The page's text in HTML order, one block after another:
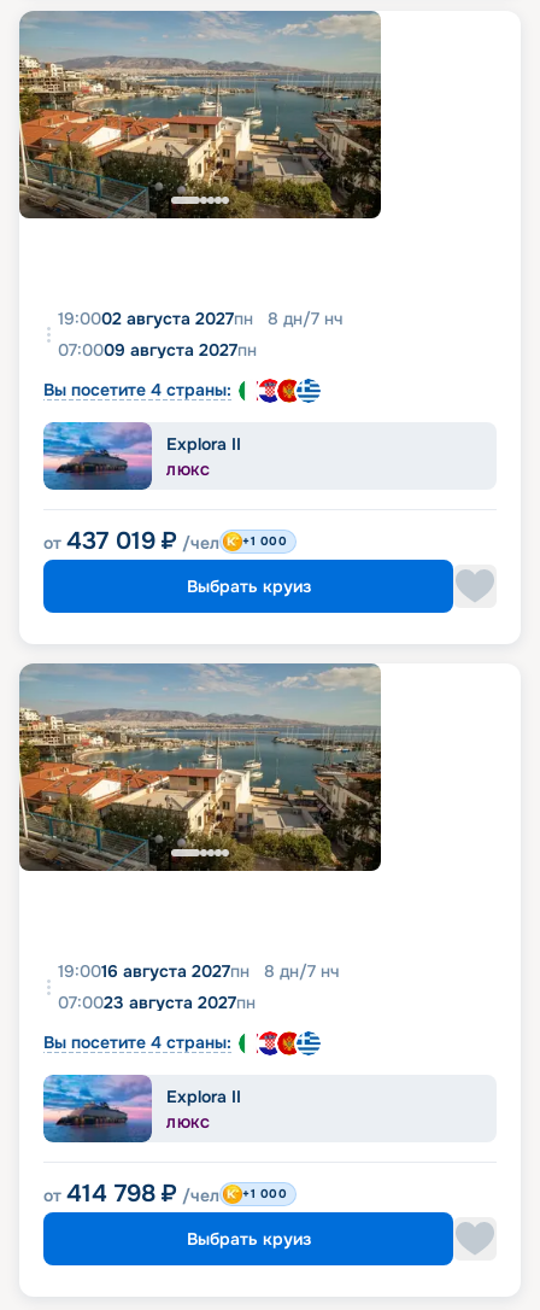
19:0002 августа 2027пн 8 дн/7 нч
07:0009 августа 2027пн
Вы посетите 4 страны:
Explora II
ЛЮКС
от 437 019 ₽ /чел +1 000
Выбрать круиз
19:0016 августа 2027пн 8 дн/7 нч
07:0023 августа 2027пн
Вы посетите 4 страны:
Explora II
ЛЮКС
от 414 798 ₽ /чел +1 000
Выбрать круиз